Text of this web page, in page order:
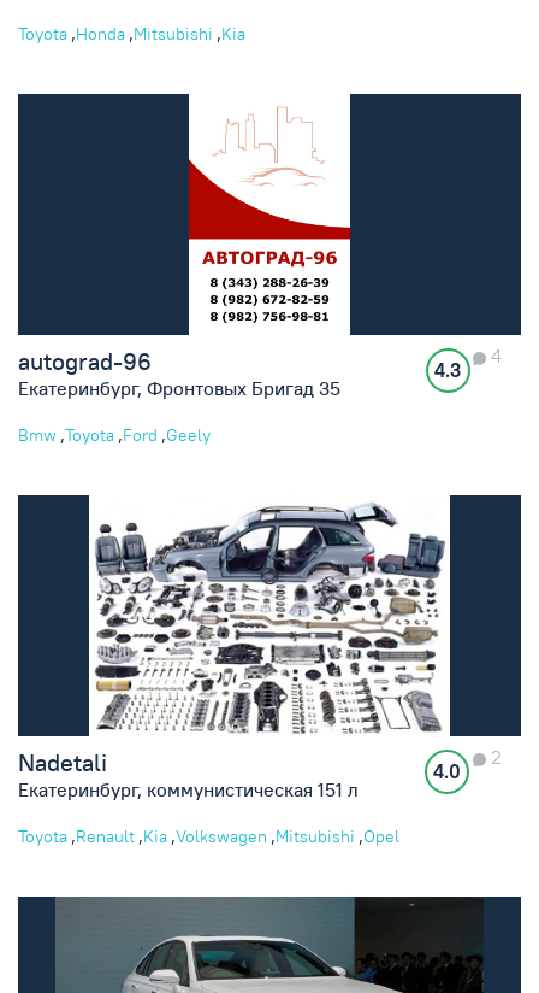
Toyota ,Honda ,Mitsubishi ,Kia
autograd-96
Екатеринбург, Фронтовых Бригад 35
4.3
4
Bmw ,Toyota ,Ford ,Geely
Nadetali
Екатеринбург, коммунистическая 151 л
4.0
2
Toyota ,Renault ,Kia ,Volkswagen ,Mitsubishi ,Opel